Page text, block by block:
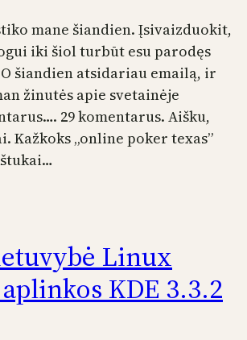
mane šiandien. Įsivaizduokit,
iki šiol turbūt esu parodęs
šiandien atsidariau emailą, ir
žinutės apie svetainėje
29 komentarus. Aišku,
Kažkoks „online poker texas”
Linux
KDE 3.3.2